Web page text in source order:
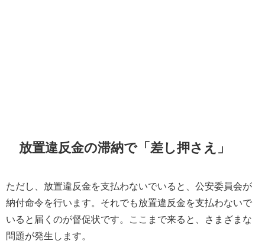
放置違反金の滞納で「差し押さえ」
ただし、放置違反金を支払わないでいると、公安委員会が
納付命令を行います。それでも放置違反金を支払わないで
いると届くのが督促状です。ここまで来ると、さまざまな
問題が発生します。